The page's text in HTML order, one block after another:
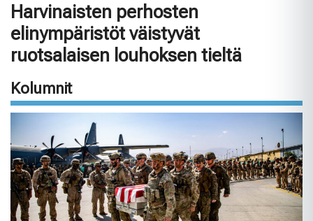
Harvinaisten perhosten
elinympäristöt väistyvät
ruotsalaisen louhoksen tieltä
Kolumnit